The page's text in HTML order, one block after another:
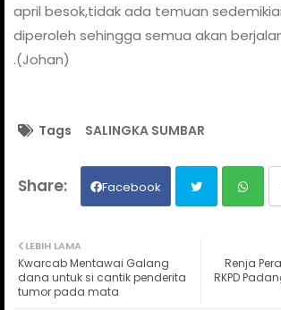
april besok,tidak ada temuan
diperoleh sehingga semua akan
.(Johan)
Tags SALINGKA SUMBAR
Facebook
ats
Renja
RKPD
LEBIH LAMA
Kwarcab Mentawai Galang
dana untuk si cantik penderita
tumor pada mata